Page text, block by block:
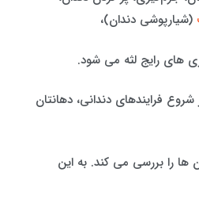
(شیارپوشی دندان)،
های رایج لثه می شود.
فرایندهای دندانی، دهانتان
ها را بررسی می کند. به این